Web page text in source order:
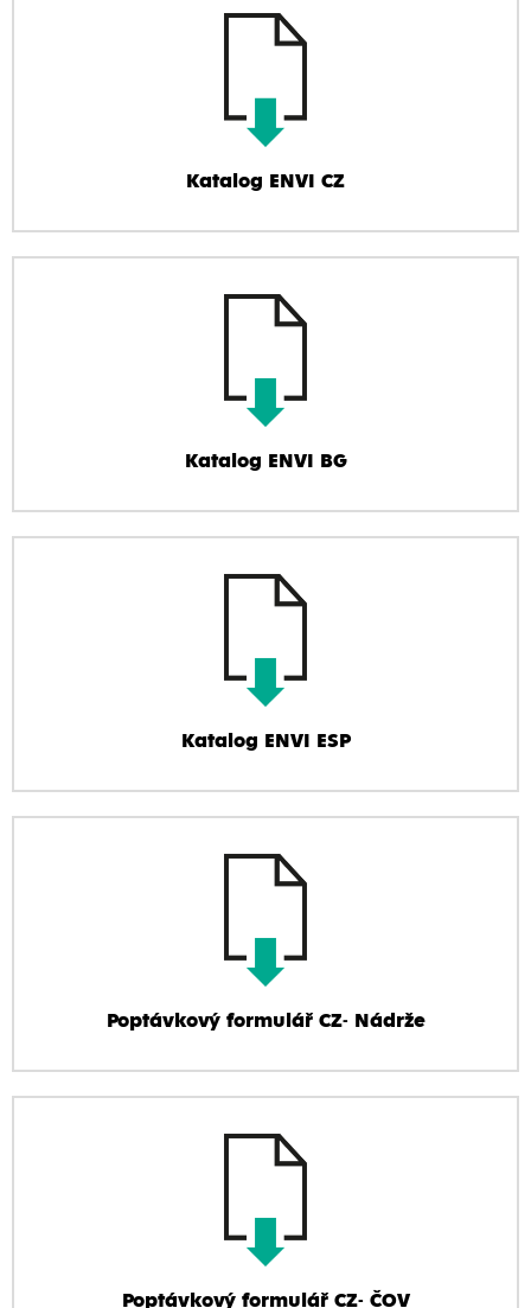
Katalog ENVI CZ
Katalog ENVI BG
Katalog ENVI ESP
Poptávkový formulář CZ- Nádrže
Poptávkový formulář CZ- ČOV